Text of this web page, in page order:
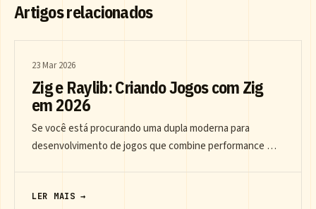
Artigos relacionados
23 Mar 2026
Zig e Raylib: Criando Jogos com Zig
em 2026
Se você está procurando uma dupla moderna para
desenvolvimento de jogos que combine performance …
LER MAIS →